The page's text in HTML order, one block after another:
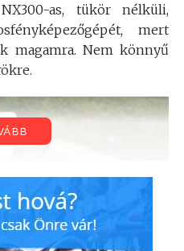
as, tükör nélküli,
mert
magamra. Nem könnyű